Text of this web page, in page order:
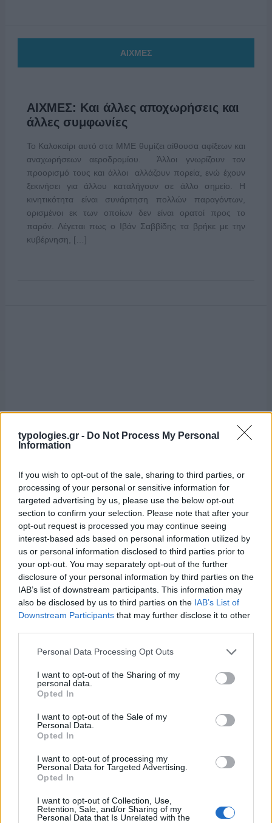
typologies.gr - Do Not Process My Personal
Information
If you wish to opt-out of the sale, sharing to third parties, or
processing of your personal or sensitive information for
targeted advertising by us, please use the below opt-out
section to confirm your selection. Please note that after your
opt-out request is processed you may continue seeing
interest-based ads based on personal information utilized by
us or personal information disclosed to third parties prior to
your opt-out. You may separately opt-out of the further
disclosure of your personal information by third parties on the
IAB’s list of downstream participants. This information may
also be disclosed by us to third parties on the IAB’s List of
Downstream Participants that may further disclose it to other
Please note that this website/app uses one or more Google
not limited to your visit or usage behaviour. You may click to
grant or deny consent to Google and its third-party tags to
use your data for below specified purposes in below Google
consent section.
Personal Data Processing Opt Outs
I want to opt-out of the Sharing of my
personal data.
Opted In
I want to opt-out of the Sale of my
Personal Data.
Opted In
I want to opt-out of processing my
Personal Data for Targeted Advertising.
Opted In
I want to opt-out of Collection, Use,
Retention, Sale, and/or Sharing of my
Personal Data that Is Unrelated with the
ΑΙΧΜΕΣ
ΑΙΧΜΕΣ: Και άλλες αποχωρήσεις και
άλλες συμφωνίες
Το Καλοκαίρι αυτό στα ΜΜΕ θυμίζει αίθουσα αφίξεων και
αναχωρήσεων αεροδρομίου. Άλλοι γνωρίζουν τον
προορισμό τους και άλλοι αλλάζουν πορεία, ενώ έχουν
ξεκινήσει για άλλου καταλήγουν σε άλλο σημείο. Η
κινητικότητα είναι συνάρτηση πολλών παραγόντων,
ορισμένοι εκ των οποίων δεν είναι ορατοί προς το
παρόν. Λέγεται πως ο Ιβάν Σαββίδης τα βρήκε με την
κυβέρνηση, […]